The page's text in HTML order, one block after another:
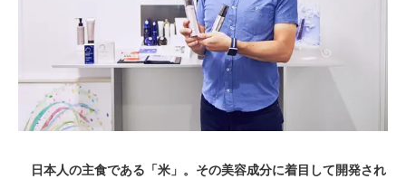
日本人の主食である「米」。その美容成分に着目して開発され